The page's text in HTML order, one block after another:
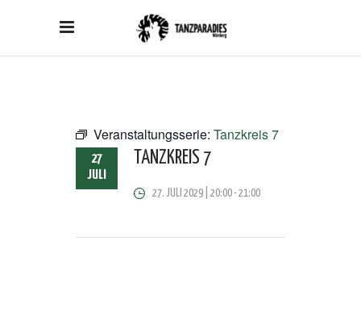
Veranstaltungsserie: Tanzkreis 7
27
JULI
TANZKREIS 7
27. JULI 2029 | 20:00-21:00